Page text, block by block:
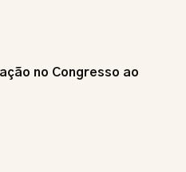
no Congresso ao